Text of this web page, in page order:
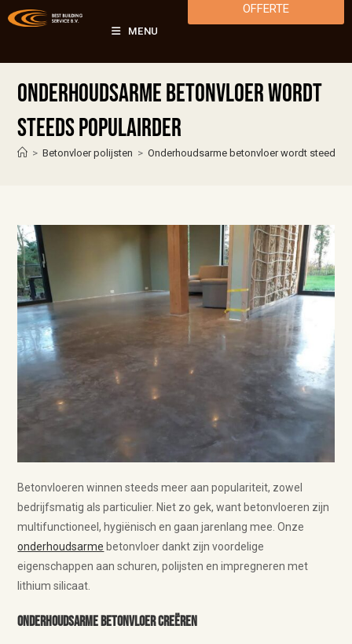
MENU
OFFERTE
Onderhoudsarme betonvloer wordt
steeds populairder
> Betonvloer polijsten > Onderhoudsarme betonvloer wordt steeds
Betonvloeren winnen steeds meer aan populariteit, zowel
bedrijfsmatig als particulier. Niet zo gek, want betonvloeren zijn
multifunctioneel, hygiënisch en gaan jarenlang mee. Onze
onderhoudsarme betonvloer dankt zijn voordelige
eigenschappen aan schuren, polijsten en impregneren met
lithium silicaat.
Onderhoudsarme betonvloer creëren